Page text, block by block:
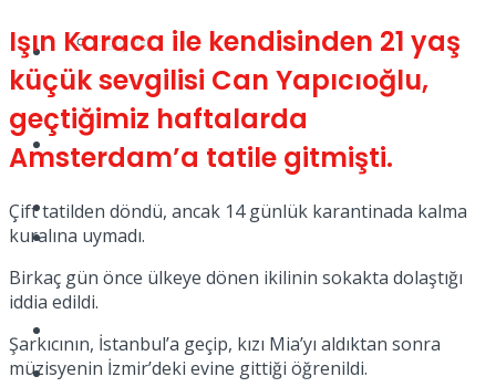
Sağlık
TV
Kadınca
Müzik
Sinema
Tatil
Işın Karaca ile kendisinden 21 yaş
küçük sevgilisi Can Yapıcıoğlu,
geçtiğimiz haftalarda
Amsterdam’a tatile gitmişti.
Çift tatilden döndü, ancak 14 günlük karantinada kalma
kuralına uymadı.
Birkaç gün önce ülkeye dönen ikilinin sokakta dolaştığı
iddia edildi.
Şarkıcının, İstanbul’a geçip, kızı Mia’yı aldıktan sonra
müzisyenin İzmir’deki evine gittiği öğrenildi.